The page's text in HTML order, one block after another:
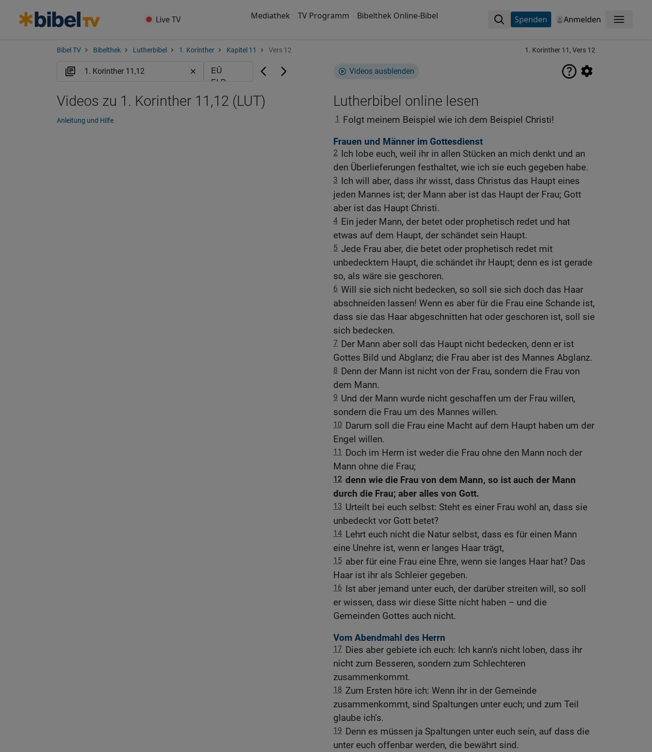
Live TV Mediathek TV Programm Bibelthek Online-Bibel Spenden Anmelden Menü
Bibel TV Bibelthek Lutherbibel 1. Korinther Kapitel 11 Vers 12 1. Korinther 11, Vers 12
Videos ausblenden
Lutherbibel online lesen
1 Folgt meinem Beispiel wie ich dem Beispiel Christi!
Frauen und Männer im Gottesdienst
2 Ich lobe euch, weil ihr in allen Stücken an mich denkt und an
den Überlieferungen festhaltet, wie ich sie euch gegeben habe.
3 Ich will aber, dass ihr wisst, dass Christus das Haupt eines
jeden Mannes ist; der Mann aber ist das Haupt der Frau; Gott
aber ist das Haupt Christi.
4 Ein jeder Mann, der betet oder prophetisch redet und hat
etwas auf dem Haupt, der schändet sein Haupt.
5 Jede Frau aber, die betet oder prophetisch redet mit
unbedecktem Haupt, die schändet ihr Haupt; denn es ist gerade
so, als wäre sie geschoren.
6 Will sie sich nicht bedecken, so soll sie sich doch das Haar
abschneiden lassen! Wenn es aber für die Frau eine Schande ist,
dass sie das Haar abgeschnitten hat oder geschoren ist, soll sie
sich bedecken.
7 Der Mann aber soll das Haupt nicht bedecken, denn er ist
Gottes Bild und Abglanz; die Frau aber ist des Mannes Abglanz.
8 Denn der Mann ist nicht von der Frau, sondern die Frau von
dem Mann.
9 Und der Mann wurde nicht geschaffen um der Frau willen,
sondern die Frau um des Mannes willen.
10 Darum soll die Frau eine Macht auf dem Haupt haben um der
Engel willen.
11
Doch im Herrn ist weder die Frau ohne den Mann noch der
Mann ohne die Frau;
12 denn wie die Frau von dem Mann, so ist auch der Mann
durch die Frau; aber alles von Gott.
13 Urteilt bei euch selbst: Steht es einer Frau wohl an, dass sie
unbedeckt vor Gott betet?
14 Lehrt euch nicht die Natur selbst, dass es für einen Mann
eine Unehre ist, wenn er langes Haar trägt,
15 aber für eine Frau eine Ehre, wenn sie langes Haar hat? Das
Haar ist ihr als Schleier gegeben.
16 Ist aber jemand unter euch, der darüber streiten will, so soll
er wissen, dass wir diese Sitte nicht haben – und die
Gemeinden Gottes auch nicht.
Vom Abendmahl des Herrn
17 Dies aber gebiete ich euch: Ich kann’s nicht loben, dass ihr
nicht zum Besseren, sondern zum Schlechteren
zusammenkommt.
18 Zum Ersten höre ich: Wenn ihr in der Gemeinde
zusammenkommt, sind Spaltungen unter euch; und zum Teil
glaube ich’s.
19 Denn es müssen ja Spaltungen unter euch sein, auf dass die
unter euch offenbar werden, die bewährt sind.
Videos zu 1. Korinther 11,12 (LUT)
Anleitung und Hilfe